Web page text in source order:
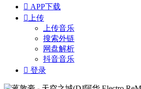
 APP下载
 上传
上传音乐
搜索外链
网盘解析
抖音音乐
 登录